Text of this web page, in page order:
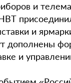
и
и
дополнены
и